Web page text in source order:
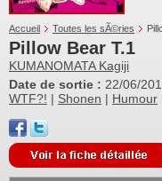
Accueil Toutes les sÃ©ries
Pillow Bear T.1
KUMANOMATA Kagiji
Date de sortie : 22/06/
WTF?! | Shonen | Humour